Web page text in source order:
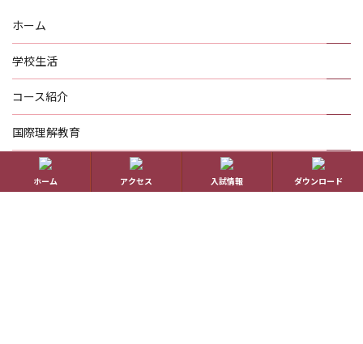
ホーム
学校生活
コース紹介
国際理解教育
進路指導
ホーム アクセス 入試情報 ダウンロード